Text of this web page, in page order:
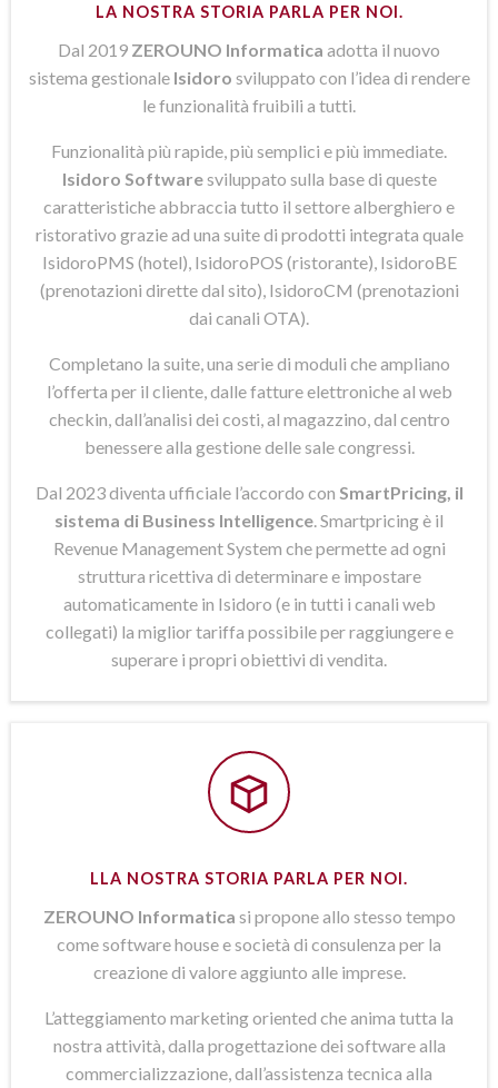
LA NOSTRA STORIA PARLA PER NOI.
Dal 2019 ZEROUNO Informatica adotta il nuovo
sistema gestionale Isidoro sviluppato con l’idea di rendere
le funzionalità fruibili a tutti.
Funzionalità più rapide, più semplici e più immediate.
Isidoro Softwaresviluppato sulla base di queste
caratteristiche abbraccia tutto il settore alberghiero e
ristorativo grazie ad una suite di prodotti integrata quale
IsidoroPMS (hotel), IsidoroPOS (ristorante), IsidoroBE
(prenotazioni dirette dal sito), IsidoroCM (prenotazioni
dai canali OTA).
Completano la suite, una serie di moduli che ampliano
l’offerta per il cliente, dalle fatture elettroniche al web
checkin, dall’analisi dei costi, al magazzino, dal centro
benessere alla gestione delle sale congressi.
Dal 2023 diventa ufficiale l’accordo con SmartPricing, il
sistema di Business Intelligence . Smartpricing è il
Revenue Management System che permette ad ogni
struttura ricettiva di determinare e impostare
automaticamente in Isidoro (e in tutti i canali web
collegati) la miglior tariffa possibile per raggiungere e
superare i propri obiettivi di vendita.
LLA NOSTRA STORIA PARLA PER NOI.
ZEROUNO Informatica si propone allo stesso tempo
come software house e società di consulenza per la
creazione di valore aggiunto alle imprese.
L’atteggiamento marketing oriented che anima tutta la
nostra attività, dalla progettazione dei software alla
commercializzazione, dall’assistenza tecnica alla